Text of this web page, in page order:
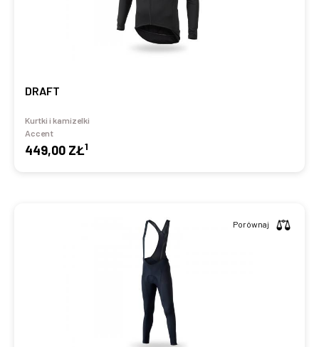
DRAFT
Kurtki i kamizelki
Accent
449,00 ZŁ1
Porównaj